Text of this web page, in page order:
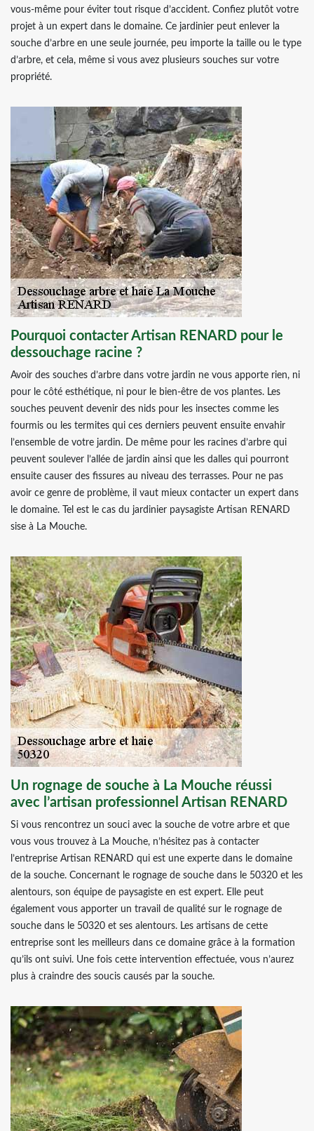
vous-même pour éviter tout risque d’accident. Confiez plutôt votre
projet à un expert dans le domaine. Ce jardinier peut enlever la
souche d’arbre en une seule journée, peu importe la taille ou le type
d’arbre, et cela, même si vous avez plusieurs souches sur votre
propriété.
Pourquoi contacter Artisan RENARD pour le
dessouchage racine ?
Avoir des souches d’arbre dans votre jardin ne vous apporte rien, ni
pour le côté esthétique, ni pour le bien-être de vos plantes. Les
souches peuvent devenir des nids pour les insectes comme les
fourmis ou les termites qui ces derniers peuvent ensuite envahir
l’ensemble de votre jardin. De même pour les racines d’arbre qui
peuvent soulever l’allée de jardin ainsi que les dalles qui pourront
ensuite causer des fissures au niveau des terrasses. Pour ne pas
avoir ce genre de problème, il vaut mieux contacter un expert dans
le domaine. Tel est le cas du jardinier paysagiste Artisan RENARD
sise à La Mouche.
Un rognage de souche à La Mouche réussi
avec l’artisan professionnel Artisan RENARD
Si vous rencontrez un souci avec la souche de votre arbre et que
vous vous trouvez à La Mouche, n’hésitez pas à contacter
l’entreprise Artisan RENARD qui est une experte dans le domaine
de la souche. Concernant le rognage de souche dans le 50320 et les
alentours, son équipe de paysagiste en est expert. Elle peut
également vous apporter un travail de qualité sur le rognage de
souche dans le 50320 et ses alentours. Les artisans de cette
entreprise sont les meilleurs dans ce domaine grâce à la formation
qu’ils ont suivi. Une fois cette intervention effectuée, vous n’aurez
plus à craindre des soucis causés par la souche.